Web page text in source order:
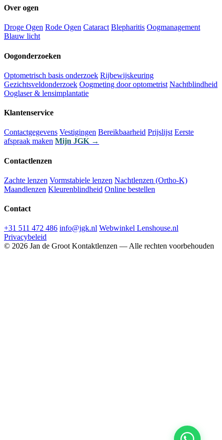
Over ogen
Droge Ogen Rode Ogen Cataract Blepharitis Oogmanagement
Blauw licht
Oogonderzoeken
Optometrisch basis onderzoek Rijbewijskeuring
Gezichtsveldonderzoek Oogmeting door optometrist Nachtblindheid
Ooglaser & lensimplantatie
Klantenservice
Contactgegevens Vestigingen Bereikbaarheid Prijslijst Eerste
afspraak maken Mijn JGK →
Contactlenzen
Zachte lenzen Vormstabiele lenzen Nachtlenzen (Ortho-K)
Maandlenzen Kleurenblindheid Online bestellen
Contact
+31 511 472 486 info@jgk.nl Webwinkel Lenshouse.nl
Privacybeleid
© 2026 Jan de Groot Kontaktlenzen — Alle rechten voorbehouden